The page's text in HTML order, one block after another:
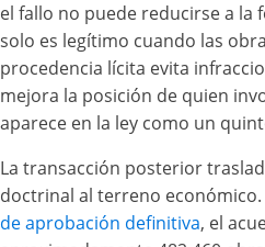
el fallo no puede reducirse a la
solo es legítimo cuando las
procedencia lícita evita
mejora la posición de quien
aparece en la ley como un
La transacción posterior
doctrinal al terreno
de aprobación definitiva, el